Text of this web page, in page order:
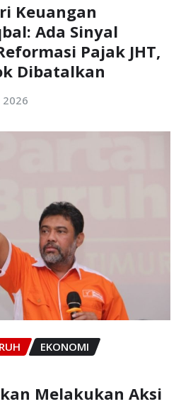
Keuangan
Ada Sinyal
Pajak JHT,
Dibatalkan
2026
EKONOMI
Melakukan Aksi